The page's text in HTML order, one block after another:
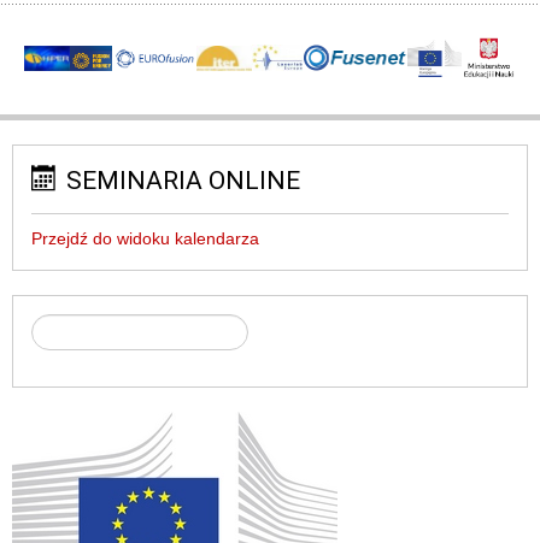
SEMINARIA ONLINE
Przejdź do widoku kalendarza